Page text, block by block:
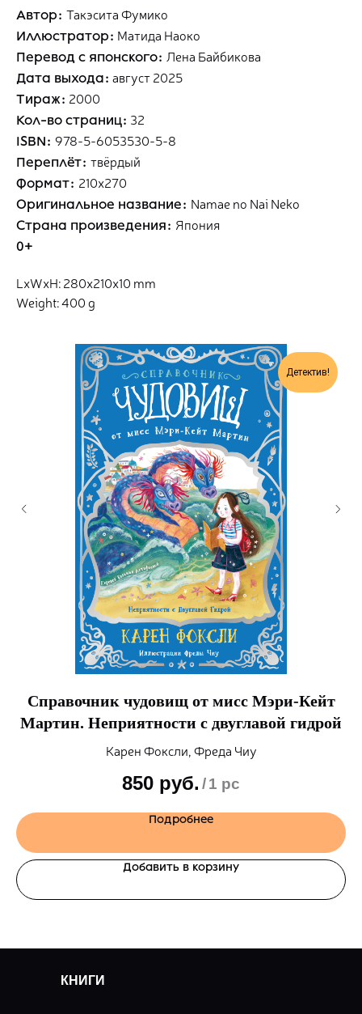
Автор: Такэсита Фумико
Иллюстратор: Матида Наоко
Перевод с японского: Лена Байбикова
Дата выхода: август 2025
Тираж: 2000
Кол-во страниц: 32
ISBN: 978-5-6053530-5-8
Переплёт: твёрдый
Формат: 210х270
Оригинальное название: Namae no Nai Neko
Страна произведения: Япония
0+
LxWxH: 280x210x10 mm
Weight: 400 g
Детектив!
Справочник чудовищ от мисс Мэри-Кейт
Мартин. Неприятности с двуглавой гидрой
Карен Фоксли, Фреда Чиу
850 руб. /1 pc
Подробнее
Добавить в корзину
КНИГИ